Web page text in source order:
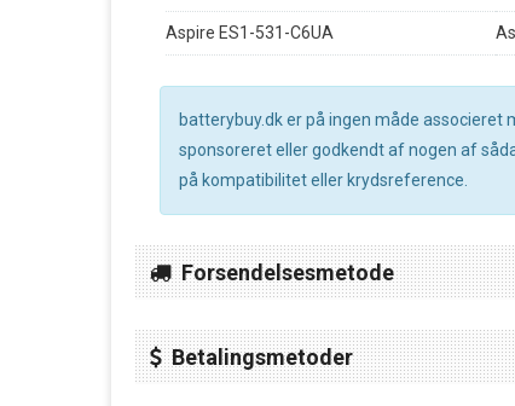
Aspire ES1-531-C6UA
batterybuy.dk er på ingen måde
sponsoreret eller godkendt af nogen af
på kompatibilitet eller krydsreference.
Forsendelsesmetode
Betalingsmetoder